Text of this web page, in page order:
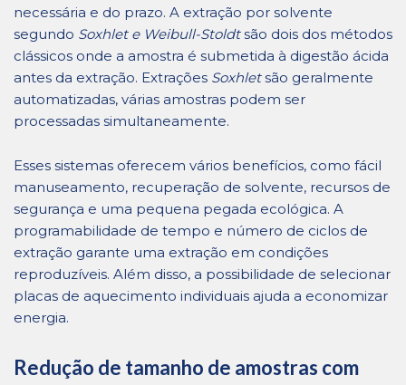
necessária e do prazo. A extração por solvente
segundo Soxhlet e Weibull-Stoldtsão dois dos métodos
clássicos onde a amostra é submetida à digestão ácida
antes da extração. Extrações Soxhletsão geralmente
automatizadas, várias amostras podem ser
processadas simultaneamente.
Esses sistemas oferecem vários benefícios, como fácil
manuseamento, recuperação de solvente, recursos de
segurança e uma pequena pegada ecológica. A
programabilidade de tempo e número de ciclos de
extração garante uma extração em condições
reproduzíveis. Além disso, a possibilidade de selecionar
placas de aquecimento individuais ajuda a economizar
energia.
Redução de tamanho de amostras com